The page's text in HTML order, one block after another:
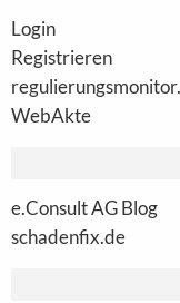
Login
Registrieren
WebAkte
e.Consult AG Blog
schadenfix.de